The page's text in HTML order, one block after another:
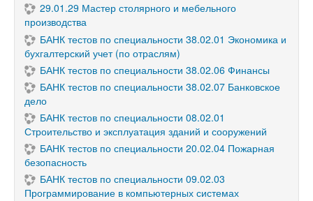
29.01.29 Мастер столярного и мебельного
производства
БАНК тестов по специальности 38.02.01 Экономика и
бухгалтерский учет (по отраслям)
БАНК тестов по специальности 38.02.06 Финансы
БАНК тестов по специальности 38.02.07 Банковское
дело
БАНК тестов по специальности 08.02.01
Строительство и эксплуатация зданий и сооружений
БАНК тестов по специальности 20.02.04 Пожарная
безопасность
БАНК тестов по специальности 09.02.03
Программирование в компьютерных системах